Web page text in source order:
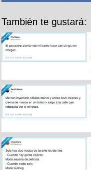
También te gustará: